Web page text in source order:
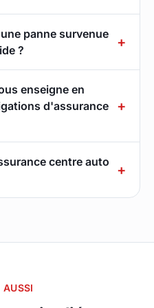
panne survenue
?
+
enseigne en
d'assurance
+
centre auto
+
AUSSI